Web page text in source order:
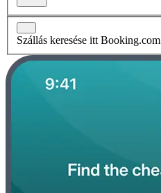
Szállás keresése itt Booking.com